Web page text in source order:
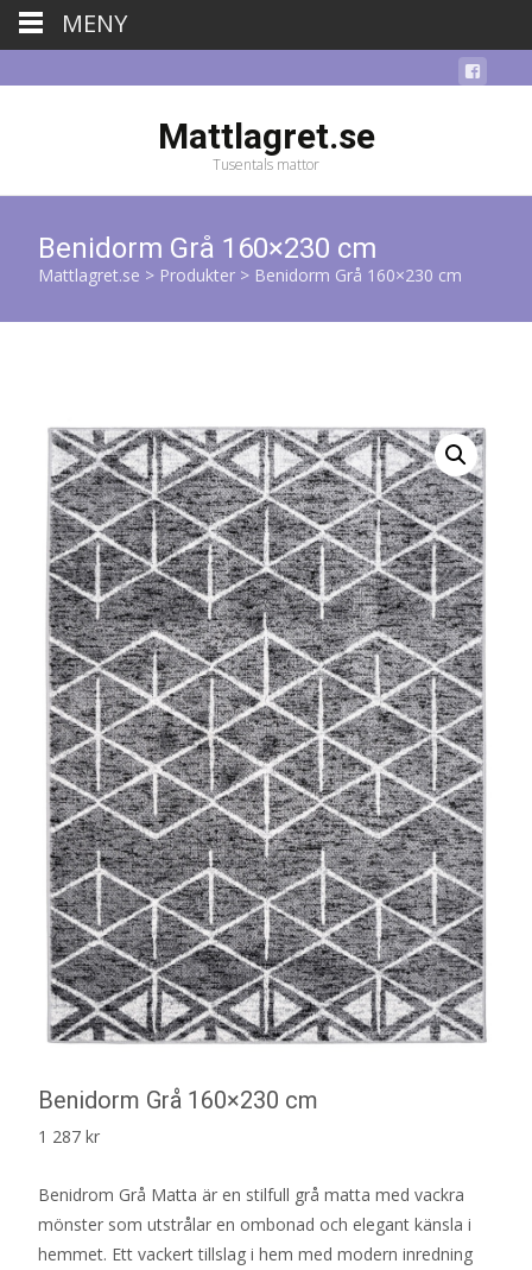
Mattlagret.se
Tusentals mattor
Benidorm Grå 160×230 cm
Mattlagret.se > Produkter > Benidorm Grå 160×230 cm
Benidorm Grå 160×230 cm
1 287 kr
Benidrom Grå Matta är en stilfull grå matta med vackra
mönster som utstrålar en ombonad och elegant känsla i
hemmet. Ett vackert tillslag i hem med modern inredning
MENY